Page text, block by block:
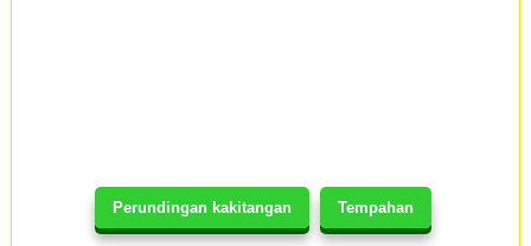
Perundingan kakitangan Tempahan